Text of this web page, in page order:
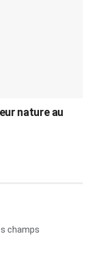
nature au
champs